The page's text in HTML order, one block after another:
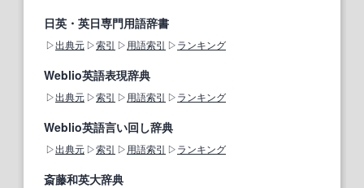
日英・英日専門用語辞書
出典元 索引 用語索引 ランキング
Weblio英語表現辞典
出典元 索引 用語索引 ランキング
Weblio英語言い回し辞典
出典元 索引 用語索引 ランキング
斎藤和英大辞典